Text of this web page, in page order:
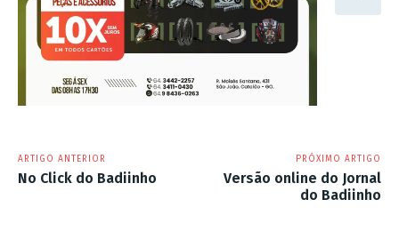
ARTIGO ANTERIOR
No Click do Badiinho
PRÓXIMO ARTIGO
Versão online do Jornal
do Badiinho